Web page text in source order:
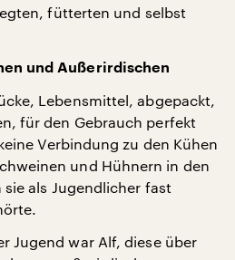
fütterten und selbst
und Außerirdischen
Lebensmittel, abgepackt,
für den Gebrauch perfekt
Verbindung zu den Kühen
und Hühnern in den
als Jugendlicher fast
Jugend war Alf, diese über